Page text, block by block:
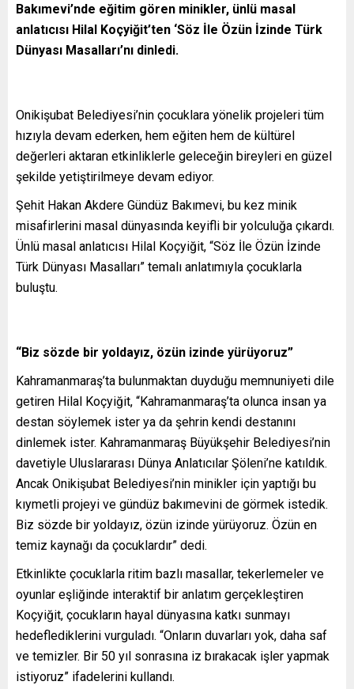
Bakımevi’nde eğitim gören minikler, ünlü masal
anlatıcısı Hilal Koçyiğit’ten ‘Söz İle Özün İzinde Türk
Dünyası Masalları’nı dinledi.
Onikişubat Belediyesi’nin çocuklara yönelik projeleri tüm
hızıyla devam ederken, hem eğiten hem de kültürel
değerleri aktaran etkinliklerle geleceğin bireyleri en güzel
şekilde yetiştirilmeye devam ediyor.
Şehit Hakan Akdere Gündüz Bakımevi, bu kez minik
misafirlerini masal dünyasında keyifli bir yolculuğa çıkardı.
Ünlü masal anlatıcısı Hilal Koçyiğit, “Söz İle Özün İzinde
Türk Dünyası Masalları” temalı anlatımıyla çocuklarla
buluştu.
“Biz sözde bir yoldayız, özün izinde yürüyoruz”
Kahramanmaraş’ta bulunmaktan duyduğu memnuniyeti dile
getiren Hilal Koçyiğit, “Kahramanmaraş’ta olunca insan ya
destan söylemek ister ya da şehrin kendi destanını
dinlemek ister. Kahramanmaraş Büyükşehir Belediyesi’nin
davetiyle Uluslararası Dünya Anlatıcılar Şöleni’ne katıldık.
Ancak Onikişubat Belediyesi’nin minikler için yaptığı bu
kıymetli projeyi ve gündüz bakımevini de görmek istedik.
Biz sözde bir yoldayız, özün izinde yürüyoruz. Özün en
temiz kaynağı da çocuklardır” dedi.
Etkinlikte çocuklarla ritim bazlı masallar, tekerlemeler ve
oyunlar eşliğinde interaktif bir anlatım gerçekleştiren
Koçyiğit, çocukların hayal dünyasına katkı sunmayı
hedeflediklerini vurguladı. “Onların duvarları yok, daha saf
ve temizler. Bir 50 yıl sonrasına iz bırakacak işler yapmak
istiyoruz” ifadelerini kullandı.